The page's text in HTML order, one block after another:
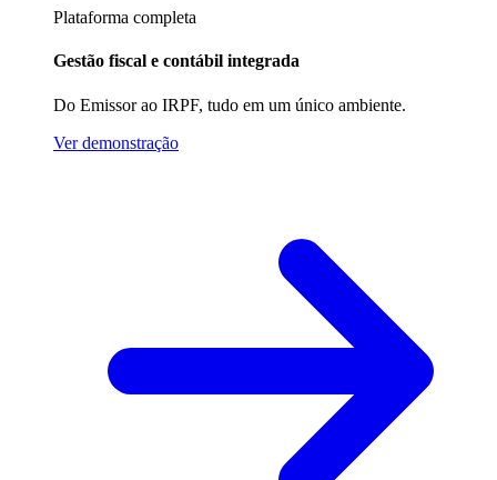
Plataforma completa
Gestão fiscal e contábil integrada
Do Emissor ao IRPF, tudo em um único ambiente.
Ver demonstração